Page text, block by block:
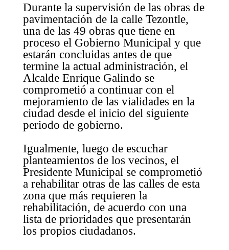
Durante la supervisión de las obras de
pavimentación de la calle Tezontle,
una de las 49 obras que tiene en
proceso el Gobierno Municipal y que
estarán concluidas antes de que
termine la actual administración, el
Alcalde Enrique Galindo se
comprometió a continuar con el
mejoramiento de las vialidades en la
ciudad desde el inicio del siguiente
periodo de gobierno.
Igualmente, luego de escuchar
planteamientos de los vecinos, el
Presidente Municipal se comprometió
a rehabilitar otras de las calles de esta
zona que más requieren la
rehabilitación, de acuerdo con una
lista de prioridades que presentarán
los propios ciudadanos.